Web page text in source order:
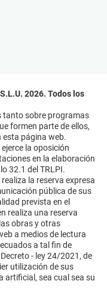
2026. Todos los
tanto sobre programas
formen parte de ellos,
esta página web.
la oposición
en la elaboración
32.1 del TRLPI.
la reserva expresa
pública de sus
prevista en el
realiza una reserva
obras y otras
a medios de lectura
a tal fin de
- ley 24/2021, de
utilización de sus
artificial, sea cual sea su